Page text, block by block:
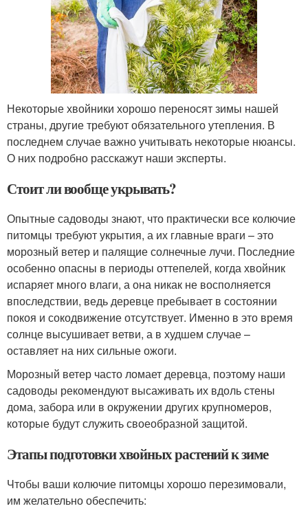
Некоторые хвойники хорошо переносят зимы нашей
страны, другие требуют обязательного утепления. В
последнем случае важно учитывать некоторые нюансы.
О них подробно расскажут наши эксперты.
Стоит ли вообще укрывать?
Опытные садоводы знают, что практически все колючие
питомцы требуют укрытия, а их главные враги – это
морозный ветер и палящие солнечные лучи. Последние
особенно опасны в периоды оттепелей, когда хвойник
испаряет много влаги, а она никак не восполняется
впоследствии, ведь деревце пребывает в состоянии
покоя и сокодвижение отсутствует. Именно в это время
солнце высушивает ветви, а в худшем случае –
оставляет на них сильные ожоги.
Морозный ветер часто ломает деревца, поэтому наши
садоводы рекомендуют высаживать их вдоль стены
дома, забора или в окружении других крупномеров,
которые будут служить своеобразной защитой.
Этапы подготовки хвойных растений к зиме
Чтобы ваши колючие питомцы хорошо перезимовали,
им желательно обеспечить: